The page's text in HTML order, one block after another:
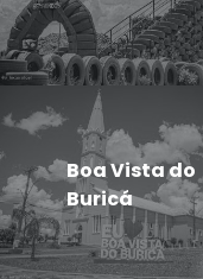
Boa Vista do
Buricá